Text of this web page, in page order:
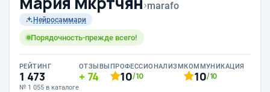
›marafo
Нейросаммари
Порядочность-прежде всего!
РЕЙТИНГ
1 473
№ 1 055 в каталоге
ОТЗЫВЫ
74
ПРОФЕССИОНАЛИЗМ
10/10
КОММУНИКАЦИЯ
10/10